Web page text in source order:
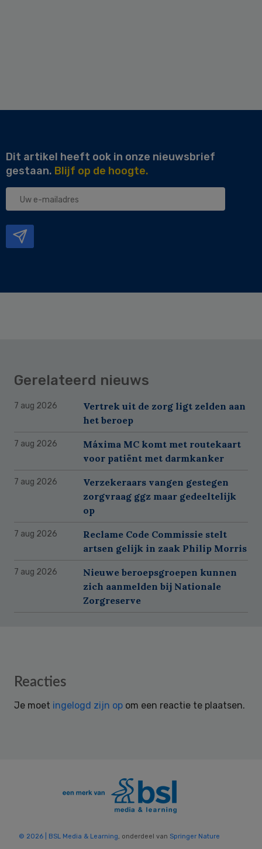
Dit artikel heeft ook in onze nieuwsbrief
gestaan. Blijf op de hoogte.
Uw
Gerelateerd nieuws
7 aug 2026
Vertrek uit de zorg ligt zelden aan
het beroep
7 aug 2026
Máxima MC komt met routekaart
voor patiënt met darmkanker
7 aug 2026
Verzekeraars vangen gestegen
zorgvraag ggz maar gedeeltelijk
op
7 aug 2026
Reclame Code Commissie stelt
artsen gelijk in zaak Philip Morris
7 aug 2026
Nieuwe beroepsgroepen kunnen
zich aanmelden bij Nationale
Zorgreserve
Reader
Reacties
Je moet ingelogd zijn op om een reactie te plaatsen.
© 2026 | BSL Media & Learning, onderdeel van Springer Nature